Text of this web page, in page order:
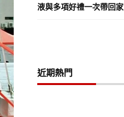
液與多項好禮一次帶回家
近期熱門